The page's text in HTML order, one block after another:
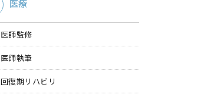
医療
医師監修
医師執筆
回復期リハビリ